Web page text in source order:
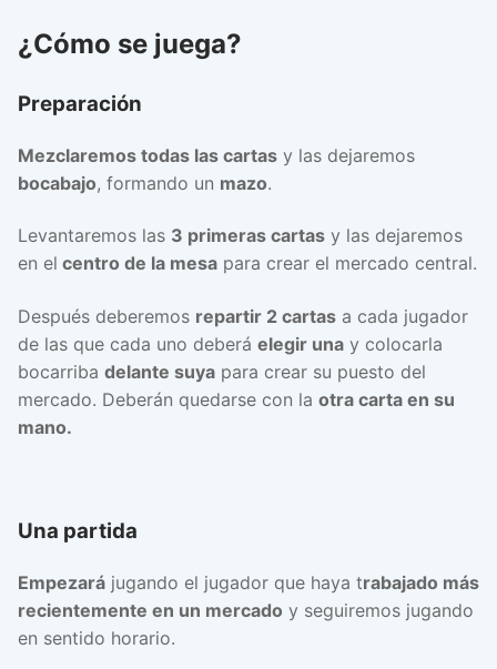
¿Cómo se juega?
Preparación
Mezclaremos todas las cartas y las dejaremos
bocabajo, formando un mazo.
Levantaremos las 3 primeras cartas y las dejaremos
en el centro de la mesa para crear el mercado central.
Después deberemos repartir 2 cartas a cada jugador
de las que cada uno deberá elegir una y colocarla
bocarriba delante suya para crear su puesto del
mercado. Deberán quedarse con la otra carta en su
mano.
Una partida
Empezará jugando el jugador que haya trabajado más
recientemente en un mercado y seguiremos jugando
en sentido horario.